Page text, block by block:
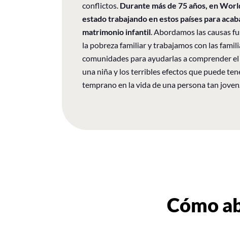
conflictos. Durante más de 75 años, en
estado trabajando en estos países para
matrimonio infantil. Abordamos las causas
la pobreza familiar y trabajamos con las
comunidades para ayudarlas a comprender
una niña y los terribles efectos que puede
temprano en la vida de una persona tan
Cómo